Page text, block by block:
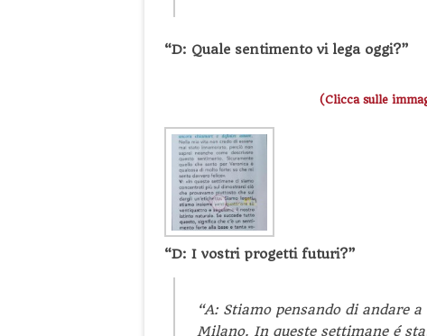
“D: Quale sentimento vi lega oggi?”
(Clicca sulle
“D: I vostri progetti futuri?”
“A: Stiamo pensando di andare
Milano. In queste settimane é